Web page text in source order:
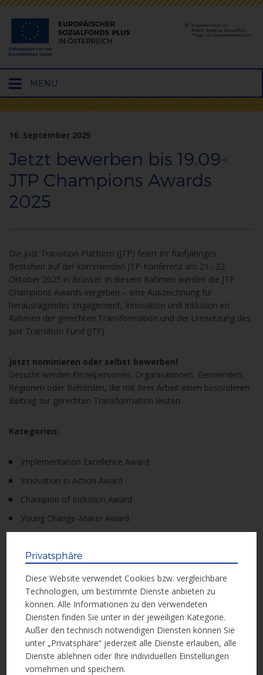
Hauptmenü
öffnen
MENÜ
16. September 2025
Jetzt bewerben bis 19.09-
JTP Champions Awards
2025
Die Just Transition Platform (JTP) feiert ihr fünfjähriges
Bestehen auf der kommenden JTP-Konferenz am 21.–22.
Oktober 2025 in Brüssel. In diesem Rahmen werden die JTP
Champions Awards vergeben – eine Auszeichnung für
herausragendes Engagement, Innovation und Inklusion im
Rahmen der gerechten Transformation und der Umsetzung des
Just Transition Fund (JTF).
Jetzt nominieren oder selbst bewerben!
Gesucht werden Einzelpersonen, Organisationen, Gemeinden,
Regionen oder Behörden, die mit ihrer Arbeit einen besonderen
Beitrag zur gerechten Transformation leisten.
Kategorien:
Implementation Excellence Award
Innovation in Action Award
Champion of Inclusion Award
Young Change-Maker Award
Verleihung & Teilnahme als Speaker: 21. Oktober 2025 in
Brüssel
Dauer der Bewerbung: ca. 3 Minuten
Zur Bewerbung über EU Survey:Hier klicken
ZUR ÜBERSICHT
Privatsphäre
Diese Website verwendet Cookies bzw. vergleichbare
Technologien, um bestimmte Dienste anbieten zu
können. Alle Informationen zu den verwendeten
Diensten finden Sie unter in der jeweiligen Kategorie.
Außer den technisch notwendigen Diensten können Sie
unter „Privatsphäre“ jederzeit alle Dienste erlauben, alle
Dienste ablehnen oder Ihre individuellen Einstellungen
vornehmen und speichern.